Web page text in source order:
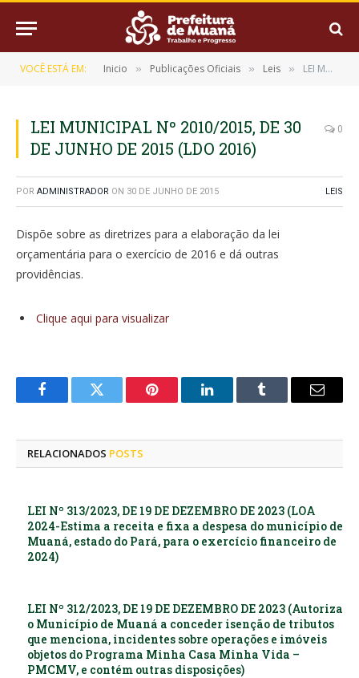
VOCÊ ESTÁ EM: Inicio » Publicações Oficiais » Leis » LEI MUNICIPAL Nº 2010/2015, DE 30 DE JUNHO DE 2015 (LDO 2016)
LEI MUNICIPAL Nº 2010/2015, DE 30
DE JUNHO DE 2015 (LDO 2016)
0
POR ADMINISTRADOR ON 30 DE JUNHO DE 2015 LEIS
Dispõe sobre as diretrizes para a elaboração da lei
orçamentária para o exercício de 2016 e dá outras
providências.
Clique aqui para visualizar
FacebookTwitter Pinterest LinkedInTumblr
E-
RELACIONADOS POSTS
LEI Nº 313/2023, DE 19 DE DEZEMBRO DE 2023 (LOA
2024-Estima a receita e fixa a despesa do município de
Muaná, estado do Pará, para o exercício financeiro de
2024)
LEI Nº 312/2023, DE 19 DE DEZEMBRO DE 2023 (Autoriza
o Município de Muaná a conceder isenção de tributos
que menciona, incidentes sobre operações e imóveis
objetos do Programa Minha Casa Minha Vida –
PMCMV, e contém outras disposições)